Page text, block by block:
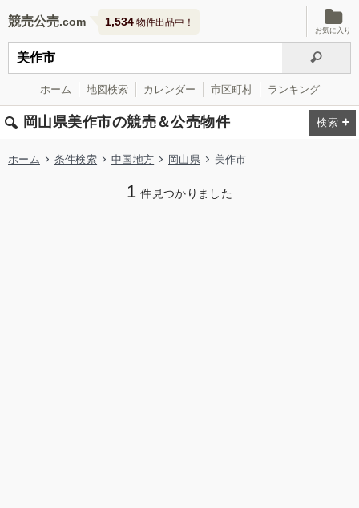
競売公売 1,534 物件出品中！
お気に入り
ホーム 地図検索 カレンダー 市区町村 ランキング
岡山県美作市の競売＆公売物件
ホーム 条件検索 中国地方 岡山県 美作市
1 件見つかりました